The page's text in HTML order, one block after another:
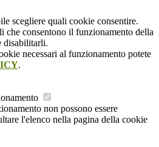
scegliere quali cookie consentire.
che consentono il funzionamento della
disabilitarli.
necessari al funzionamento potete
.
non possono essere
l'elenco nella pagina della cookie